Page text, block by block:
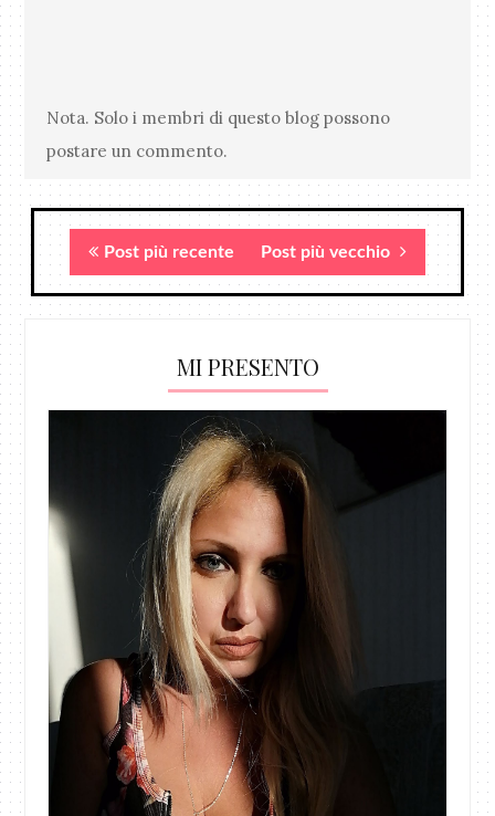
Nota. Solo i membri di questo blog possono
postare un commento.
Post più recente Post più vecchio
MI PRESENTO